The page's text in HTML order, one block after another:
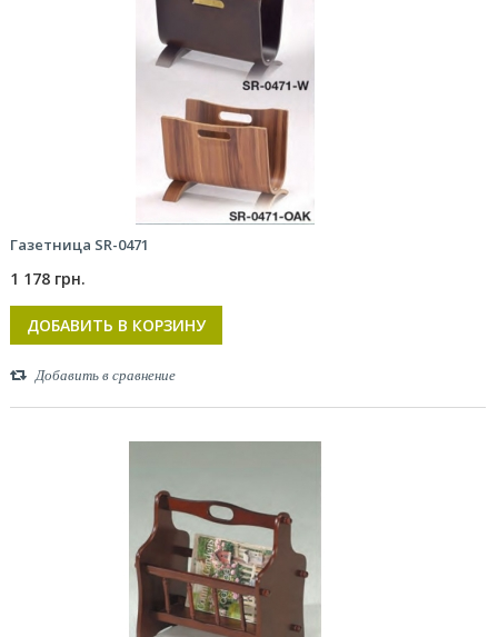
Газетница SR-0471
1 178 грн.
ДОБАВИТЬ В КОРЗИНУ
Добавить в сравнение